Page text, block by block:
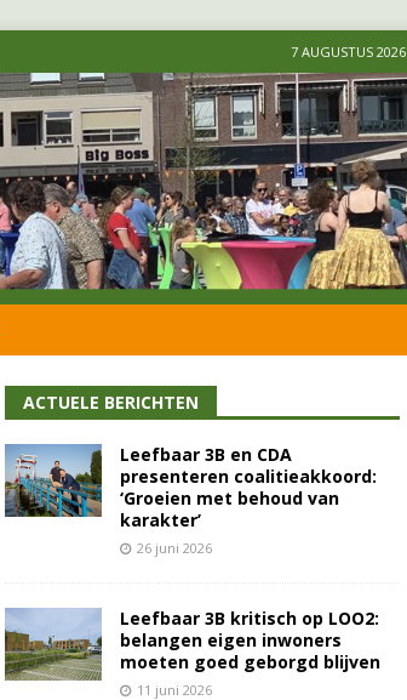
7 AUGUSTUS 2026
ACTUELE BERICHTEN
Leefbaar 3B en CDA
presenteren coalitieakkoord:
‘Groeien met behoud van
karakter’
26 juni 2026
Leefbaar 3B kritisch op LOO2:
belangen eigen inwoners
moeten goed geborgd blijven
11 juni 2026